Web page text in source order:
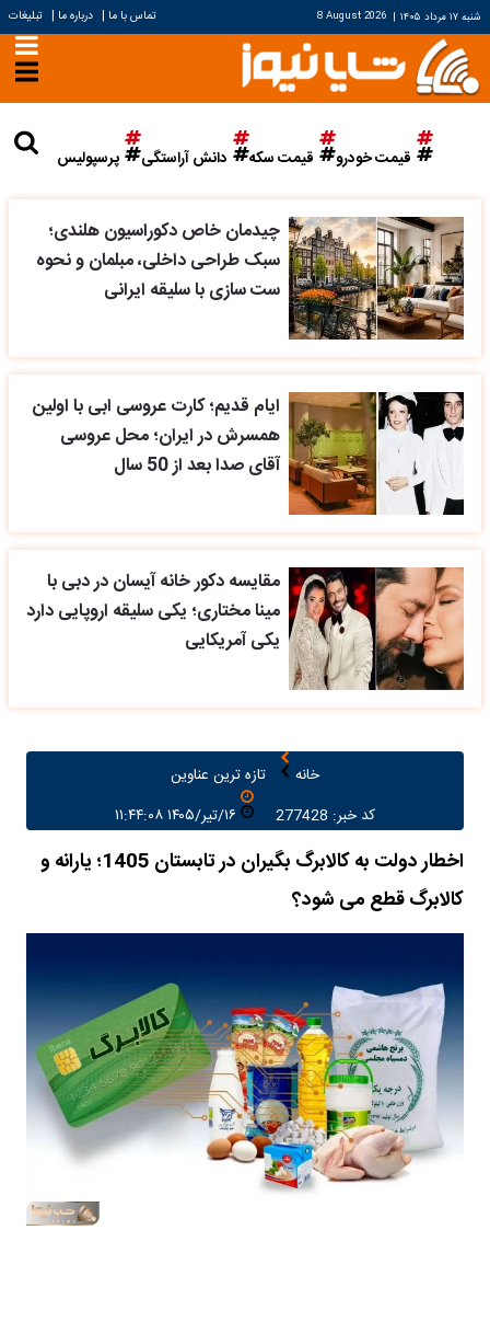
شنبه ۱۷ مرداد ۱۴۰۵ |
8 August 2026 تماس با ما | درباره ما | تبلیغات
قیمت خودرو قیمت سکه دانش آراستگی پرسپولیس
چیدمان خاص دکوراسیون هلندی؛
سبک طراحی داخلی، مبلمان و نحوه
ست سازی با سلیقه ایرانی
ایام قدیم؛ کارت عروسی ابی با اولین
همسرش در ایران؛ محل عروسی
آقای صدا بعد از 50 سال
مقایسه دکور خانه آیسان در دبی با
مینا مختاری؛ یکی سلیقه اروپایی دارد
یکی آمریکایی
خانه
تازه ترین عناوین
کد خبر: 277428
اخطار دولت به کالابرگ بگیران در تابستان 1405؛ یارانه و
کالابرگ قطع می شود؟